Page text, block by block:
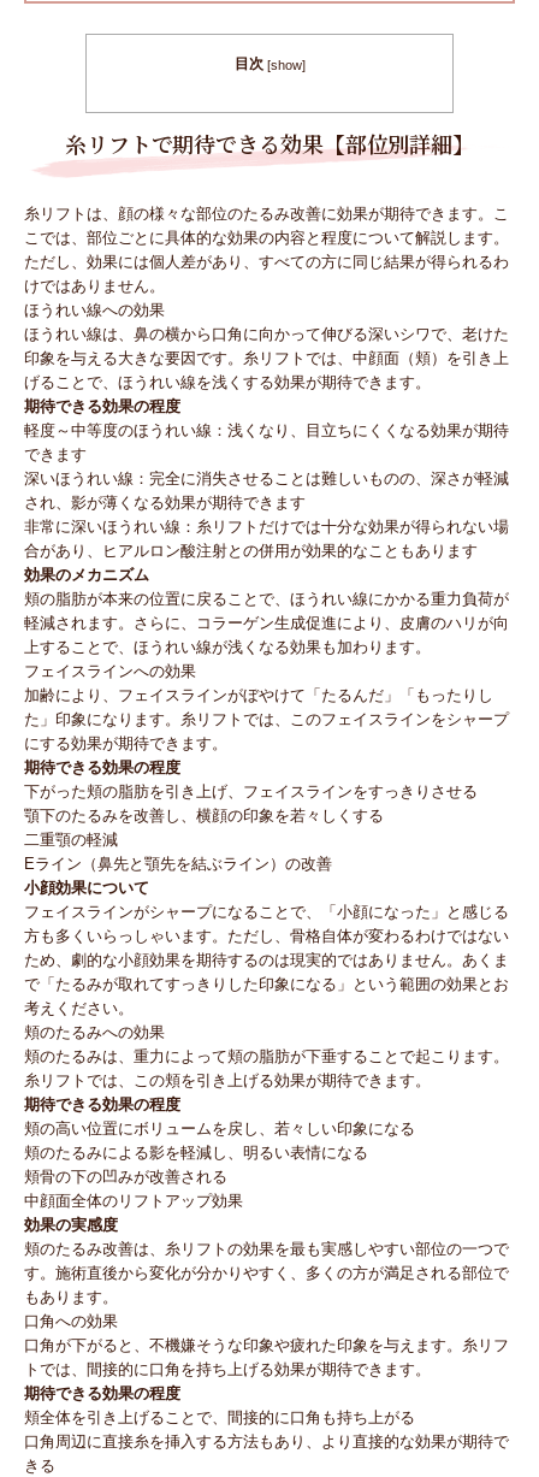
目次 [show]
糸リフトで期待できる効果【部位別詳細】
糸リフトは、顔の様々な部位のたるみ改善に効果が期待できます。こ
こでは、部位ごとに具体的な効果の内容と程度について解説します。
ただし、効果には個人差があり、すべての方に同じ結果が得られるわ
けではありません。
ほうれい線への効果
ほうれい線は、鼻の横から口角に向かって伸びる深いシワで、老けた
印象を与える大きな要因です。糸リフトでは、中顔面（頬）を引き上
げることで、ほうれい線を浅くする効果が期待できます。
期待できる効果の程度
軽度～中等度のほうれい線：浅くなり、目立ちにくくなる効果が期待
できます
深いほうれい線：完全に消失させることは難しいものの、深さが軽減
され、影が薄くなる効果が期待できます
非常に深いほうれい線：糸リフトだけでは十分な効果が得られない場
合があり、ヒアルロン酸注射との併用が効果的なこともあります
効果のメカニズム
頬の脂肪が本来の位置に戻ることで、ほうれい線にかかる重力負荷が
軽減されます。さらに、コラーゲン生成促進により、皮膚のハリが向
上することで、ほうれい線が浅くなる効果も加わります。
フェイスラインへの効果
加齢により、フェイスラインがぼやけて「たるんだ」「もったりし
た」印象になります。糸リフトでは、このフェイスラインをシャープ
にする効果が期待できます。
期待できる効果の程度
下がった頬の脂肪を引き上げ、フェイスラインをすっきりさせる
顎下のたるみを改善し、横顔の印象を若々しくする
二重顎の軽減
Eライン（鼻先と顎先を結ぶライン）の改善
小顔効果について
フェイスラインがシャープになることで、「小顔になった」と感じる
方も多くいらっしゃいます。ただし、骨格自体が変わるわけではない
ため、劇的な小顔効果を期待するのは現実的ではありません。あくま
で「たるみが取れてすっきりした印象になる」という範囲の効果とお
考えください。
頬のたるみへの効果
頬のたるみは、重力によって頬の脂肪が下垂することで起こります。
糸リフトでは、この頬を引き上げる効果が期待できます。
期待できる効果の程度
頬の高い位置にボリュームを戻し、若々しい印象になる
頬のたるみによる影を軽減し、明るい表情になる
頬骨の下の凹みが改善される
中顔面全体のリフトアップ効果
効果の実感度
頬のたるみ改善は、糸リフトの効果を最も実感しやすい部位の一つで
す。施術直後から変化が分かりやすく、多くの方が満足される部位で
もあります。
口角への効果
口角が下がると、不機嫌そうな印象や疲れた印象を与えます。糸リフ
トでは、間接的に口角を持ち上げる効果が期待できます。
期待できる効果の程度
頬全体を引き上げることで、間接的に口角も持ち上がる
口角周辺に直接糸を挿入する方法もあり、より直接的な効果が期待で
きる